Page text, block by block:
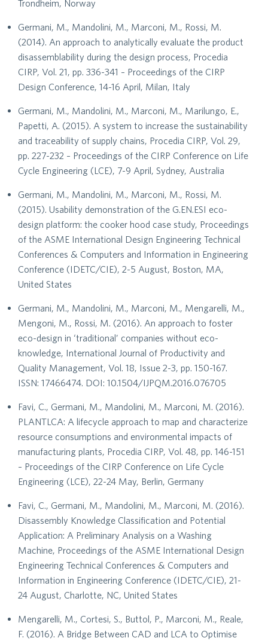
Trondheim, Norway
Germani, M., Mandolini, M., Marconi, M., Rossi, M.
(2014). An approach to analytically evaluate the product
disassemblability during the design process, Procedia
CIRP, Vol. 21, pp. 336-341 – Proceedings of the CIRP
Design Conference, 14-16 April, Milan, Italy
Germani, M., Mandolini, M., Marconi, M., Marilungo, E.,
Papetti, A. (2015). A system to increase the sustainability
and traceability of supply chains, Procedia CIRP, Vol. 29,
pp. 227-232 – Proceedings of the CIRP Conference on Life
Cycle Engineering (LCE), 7-9 April, Sydney, Australia
Germani, M., Mandolini, M., Marconi, M., Rossi, M.
(2015). Usability demonstration of the G.EN.ESI eco-
design platform: the cooker hood case study, Proceedings
of the ASME International Design Engineering Technical
Conferences & Computers and Information in Engineering
Conference (IDETC/CIE), 2-5 August, Boston, MA,
United States
Germani, M., Mandolini, M., Marconi, M., Mengarelli, M.,
Mengoni, M., Rossi, M. (2016). An approach to foster
eco-design in ‘traditional’ companies without eco-
knowledge, International Journal of Productivity and
Quality Management, Vol. 18, Issue 2-3, pp. 150-167.
ISSN: 17466474. DOI: 10.1504/IJPQM.2016.076705
Favi, C., Germani, M., Mandolini, M., Marconi, M. (2016).
PLANTLCA: A lifecycle approach to map and characterize
resource consumptions and environmental impacts of
manufacturing plants, Procedia CIRP, Vol. 48, pp. 146-151
– Proceedings of the CIRP Conference on Life Cycle
Engineering (LCE), 22-24 May, Berlin, Germany
Favi, C., Germani, M., Mandolini, M., Marconi, M. (2016).
Disassembly Knowledge Classification and Potential
Application: A Preliminary Analysis on a Washing
Machine, Proceedings of the ASME International Design
Engineering Technical Conferences & Computers and
Information in Engineering Conference (IDETC/CIE), 21-
24 August, Charlotte, NC, United States
Mengarelli, M., Cortesi, S., Buttol, P., Marconi, M., Reale,
F. (2016). A Bridge Between CAD and LCA to Optimise